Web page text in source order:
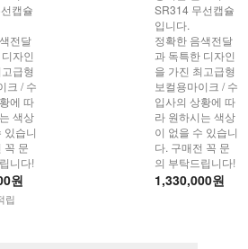
캡슐
전달
자인
급형
크 / 수
에 따
색상
있습니
꼭 문
니다!
원
립
SR314 무선캡슐
입니다.
정확한 음색전달
과 독특한 디자인
을 가진 최고급형
보컬용마이크 / 수
입사의 상황에 따
라 원하시는 색상
이 없을 수 있습니
다. 구매전 꼭 문
의 부탁드립니다!
1,330,000원